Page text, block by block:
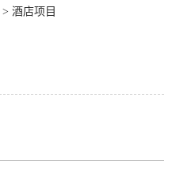
> 酒店项目